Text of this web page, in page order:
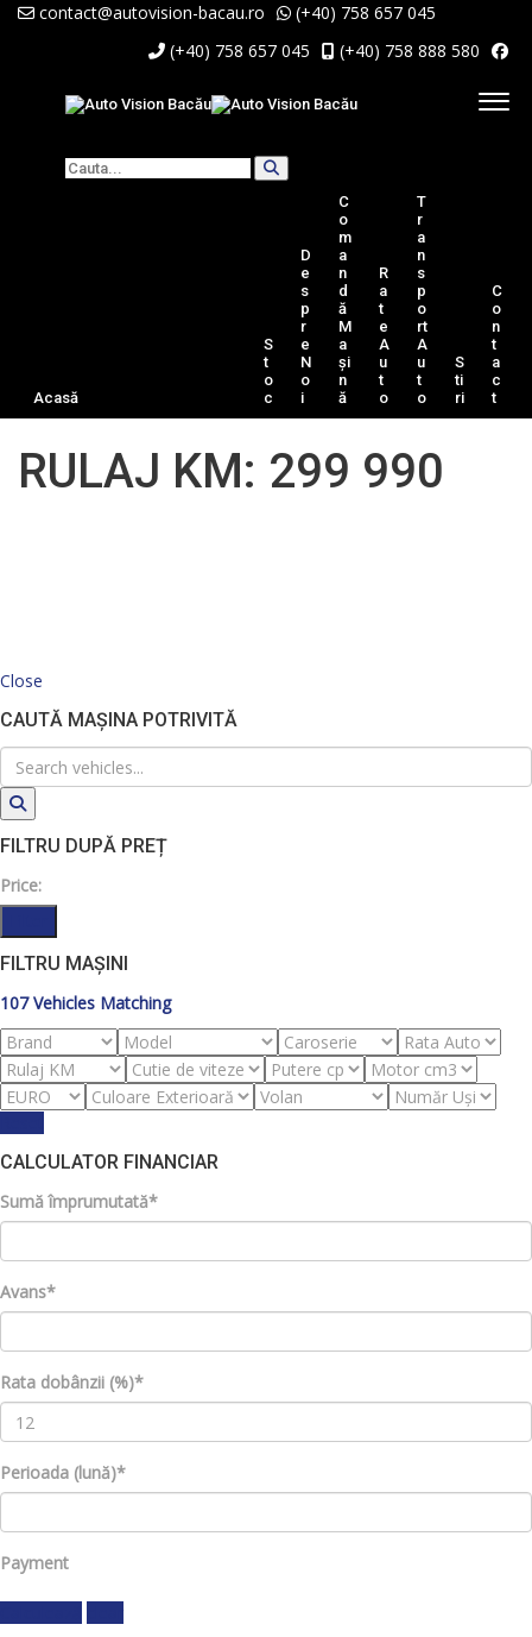
contact@autovision-bacau.ro
(+40) 758 657 045
(+40) 758 657 045
(+40) 758 888 580
Acasă
S
T
O
C
D
E
S
P
R
E
N
O
I
C
O
M
A
N
D
Ă
M
A
Și
N
Ă
R
A
T
E
A
U
T
O
T
R
A
N
S
P
O
Rt
A
U
T
O
S
Ti
Ri
C
O
N
T
A
C
T
RULAJ KM: 299 990
Close
CAUTĂ MAȘINA POTRIVITĂ
FILTRU DUPĂ PREȚ
Price:
FILTRU MAȘINI
107 Vehicles Matching
CALCULATOR FINANCIAR
Sumă împrumutată*
Avans*
Rata dobânzii (%)*
Perioada (lună)*
Payment